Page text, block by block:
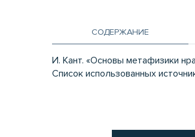
СОДЕРЖАНИЕ
И. Кант. «Основы метафизики
Список использованных